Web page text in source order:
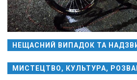
НЕЩАСНИЙ ВИПАДОК ТА
МИСТЕЦТВО, КУЛЬТУРА,